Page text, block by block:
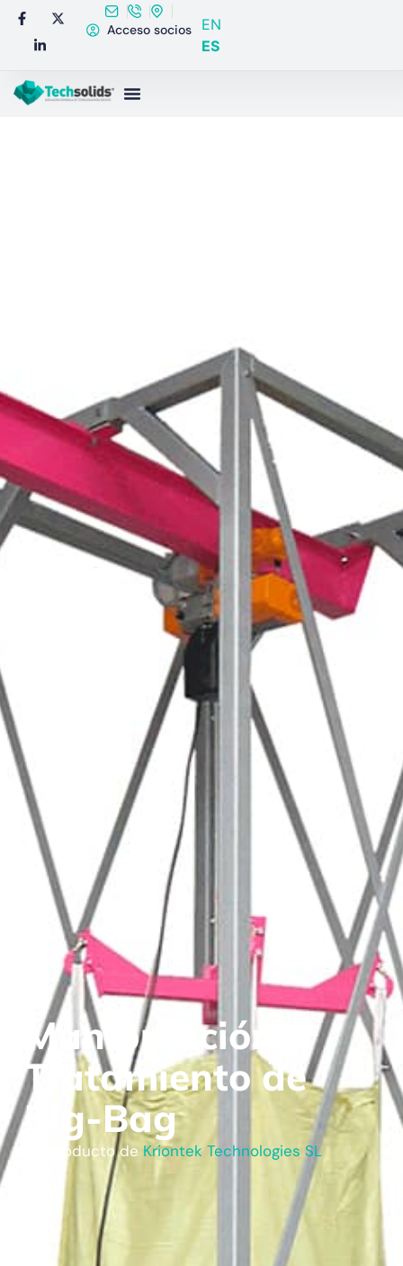
Acceso socios
EN
ES
Manipulación /
Tratamiento de
Big-Bag
Un producto de Kriontek Technologies SL